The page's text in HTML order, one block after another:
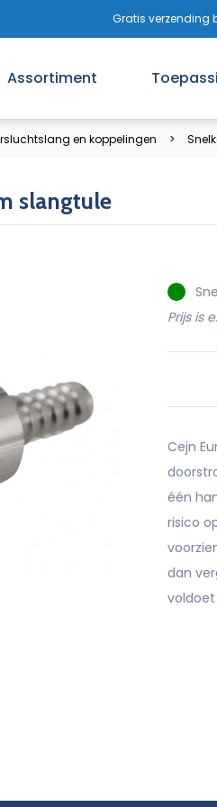
Gratis verzending
Assortiment
en koppelingen
slangtule
Prijs is
Cejn
één
risico
dan
voldoet